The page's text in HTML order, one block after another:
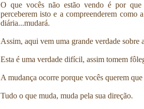
O que vocês não estão vendo é por
perceberem isto e a compreenderem como
diária...mudará.
Assim, aqui vem uma grande verdade sobre
Esta é uma verdade difícil, assim tomem
A mudança ocorre porque vocês querem
Tudo o que muda, muda pela sua direção.